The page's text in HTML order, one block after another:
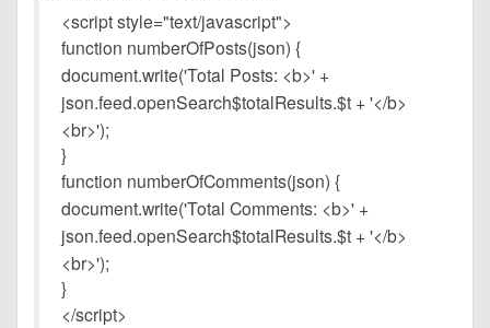
<script style="text/javascript">
function numberOfPosts(json) {
document.write('Total Posts: <b>' +
json.feed.openSearch$totalResults.$t + '</b>
<br>');
}
function numberOfComments(json) {
document.write('Total Comments: <b>' +
json.feed.openSearch$totalResults.$t + '</b>
<br>');
}
</script>